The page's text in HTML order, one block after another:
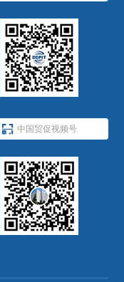
 中国贸促视频号